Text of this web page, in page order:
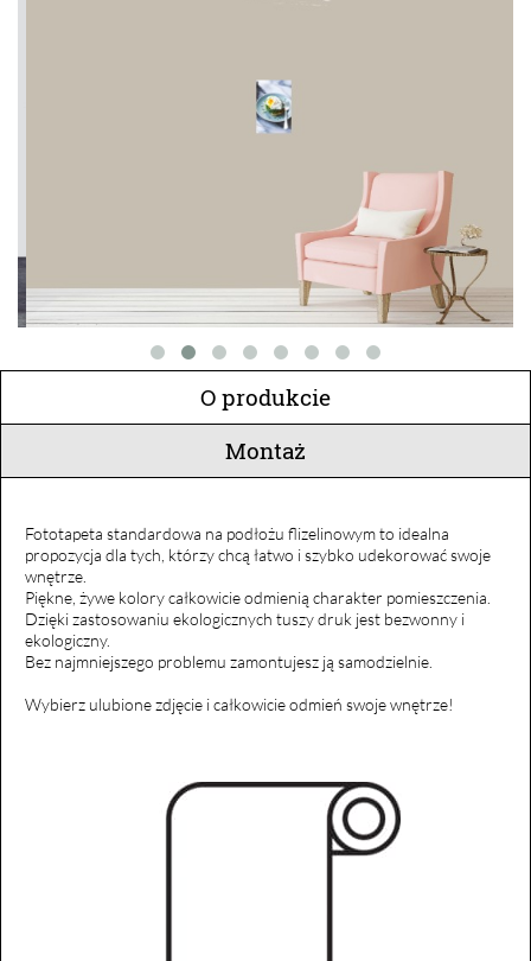
O produkcie
Montaż
Fototapeta standardowa na podłożu flizelinowym to idealna
propozycja dla tych, którzy chcą łatwo i szybko udekorować swoje
wnętrze.
Piękne, żywe kolory całkowicie odmienią charakter pomieszczenia.
Dzięki zastosowaniu ekologicznych tuszy druk jest bezwonny i
ekologiczny.
Bez najmniejszego problemu zamontujesz ją samodzielnie.
Wybierz ulubione zdjęcie i całkowicie odmień swoje wnętrze!